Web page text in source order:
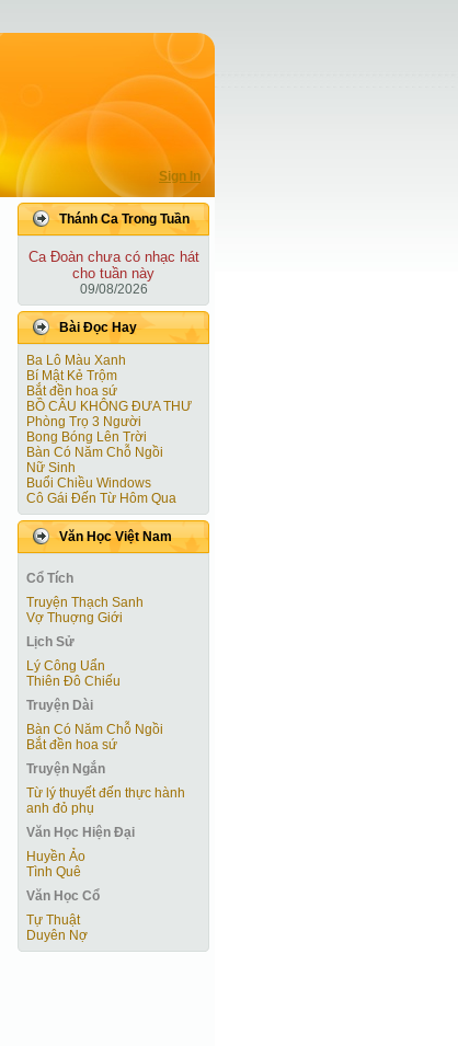
Sign In
Thánh Ca Trong Tuần
Ca Ðoàn chưa có nhạc hát
cho tuần này
09/08/2026
Bài Ðọc Hay
Ba Lô Màu Xanh
Bí Mật Kẻ Trộm
Bắt đền hoa sứ
BỒ CÂU KHÔNG ĐƯA THƯ
Phòng Trọ 3 Người
Bong Bóng Lên Trời
Bàn Có Năm Chỗ Ngồi
Nữ Sinh
Buổi Chiều Windows
Cô Gái Ðến Từ Hôm Qua
Văn Học Việt Nam
Cổ Tích
Truyện Thạch Sanh
Vợ Thuợng Giới
Lịch Sử
Lý Công Uẩn
Thiên Đô Chiếu
Truyện Dài
Bàn Có Năm Chỗ Ngồi
Bắt đền hoa sứ
Truyện Ngắn
Từ lý thuyết đến thực hành
anh đỏ phụ
Văn Học Hiện Ðại
Huyền Ảo
Tình Quê
Văn Học Cổ
Tự Thuật
Duyên Nợ